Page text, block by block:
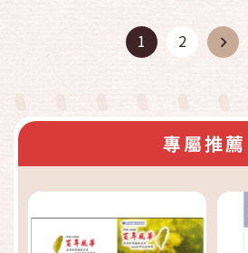
1 2
專屬推薦